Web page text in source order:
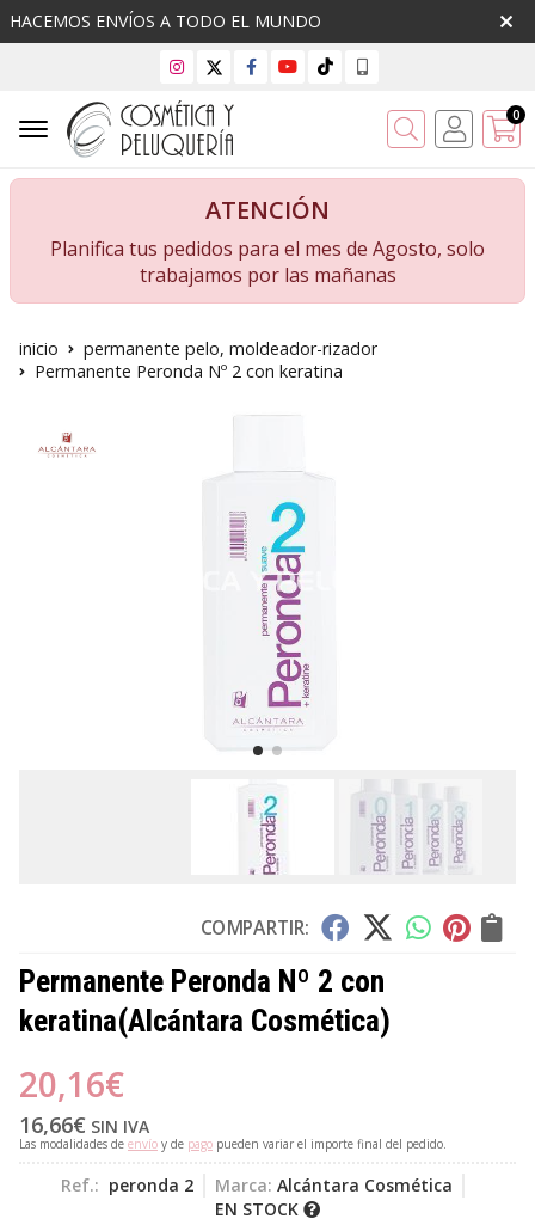
HACEMOS ENVÍOS A TODO EL MUNDO
Buscar 0
ATENCIÓN
Planifica tus pedidos para el mes de Agosto, solo
trabajamos por las mañanas
inicio
permanente pelo, moldeador-rizador
Permanente Peronda Nº 2 con keratina
COMPARTIR:
Permanente Peronda Nº 2 con
keratina(Alcántara Cosmética)
20,16€
16,66€ SIN IVA
Las modalidades de envío y de pago pueden variar el importe final del pedido.
Ref.: peronda 2 Marca: Alcántara Cosmética
EN STOCK